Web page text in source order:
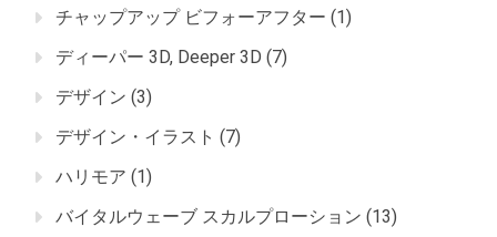
チャップアップ ビフォーアフター (1)
ディーパー 3D, Deeper 3D (7)
デザイン (3)
デザイン・イラスト (7)
ハリモア (1)
バイタルウェーブ スカルプローション (13)